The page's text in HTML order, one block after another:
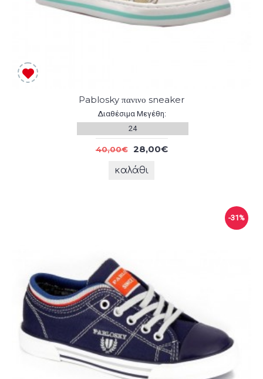
Pablosky πανινο sneaker
Διαθέσιμα Μεγέθη:
24
40,00€ 28,00€
καλάθι
-31%